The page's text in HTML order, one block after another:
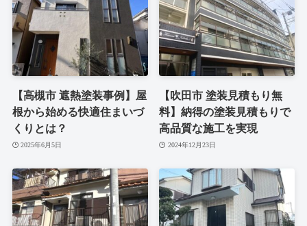
【高槻市 遮熱塗装事例】屋
根から始める快適住まいづ
くりとは？
2025年6月5日
【吹田市 塗装見積もり無
料】納得の塗装見積もりで
高品質な施工を実現
2024年12月23日